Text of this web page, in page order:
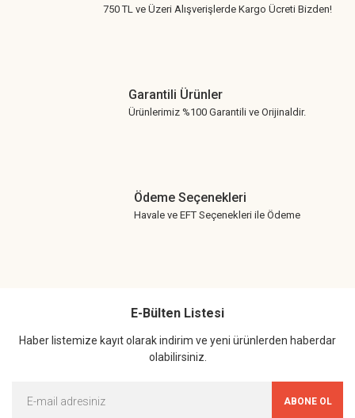
750 TL ve Üzeri Alışverişlerde Kargo Ücreti Bizden!
Garantili Ürünler
Ürünlerimiz %100 Garantili ve Orijinaldir.
Ödeme Seçenekleri
Havale ve EFT Seçenekleri ile Ödeme
E-Bülten Listesi
Haber listemize kayıt olarak indirim ve yeni ürünlerden haberdar
olabilirsiniz.
ABONE OL